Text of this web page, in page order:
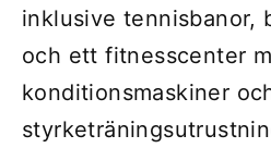
inklusive tennisbanor,
och ett fitnesscenter
konditionsmaskiner